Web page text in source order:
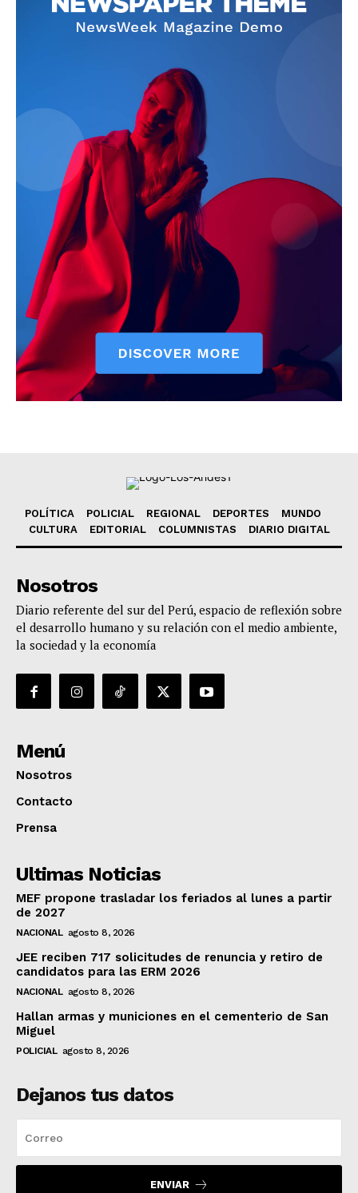
Nosotros
POLÍTICA POLICIAL REGIONAL DEPORTES
MUNDO
CULTURA
EDITORIAL COLUMNISTAS DIARIO DIGITAL
Nosotros
Diario referente del sur del Perú, espacio de reflexión sobre
el desarrollo humano y su relación con el medio ambiente,
la sociedad y la economía
Menú
Nosotros
Contacto
Prensa
Ultimas Noticias
MEF propone trasladar los feriados al lunes a partir
de 2027
NACIONAL agosto 8, 2026
JEE reciben 717 solicitudes de renuncia y retiro de
candidatos para las ERM 2026
NACIONAL agosto 8, 2026
Hallan armas y municiones en el cementerio de San
Miguel
POLICIAL agosto 8, 2026
Dejanos tus datos
ENVIAR